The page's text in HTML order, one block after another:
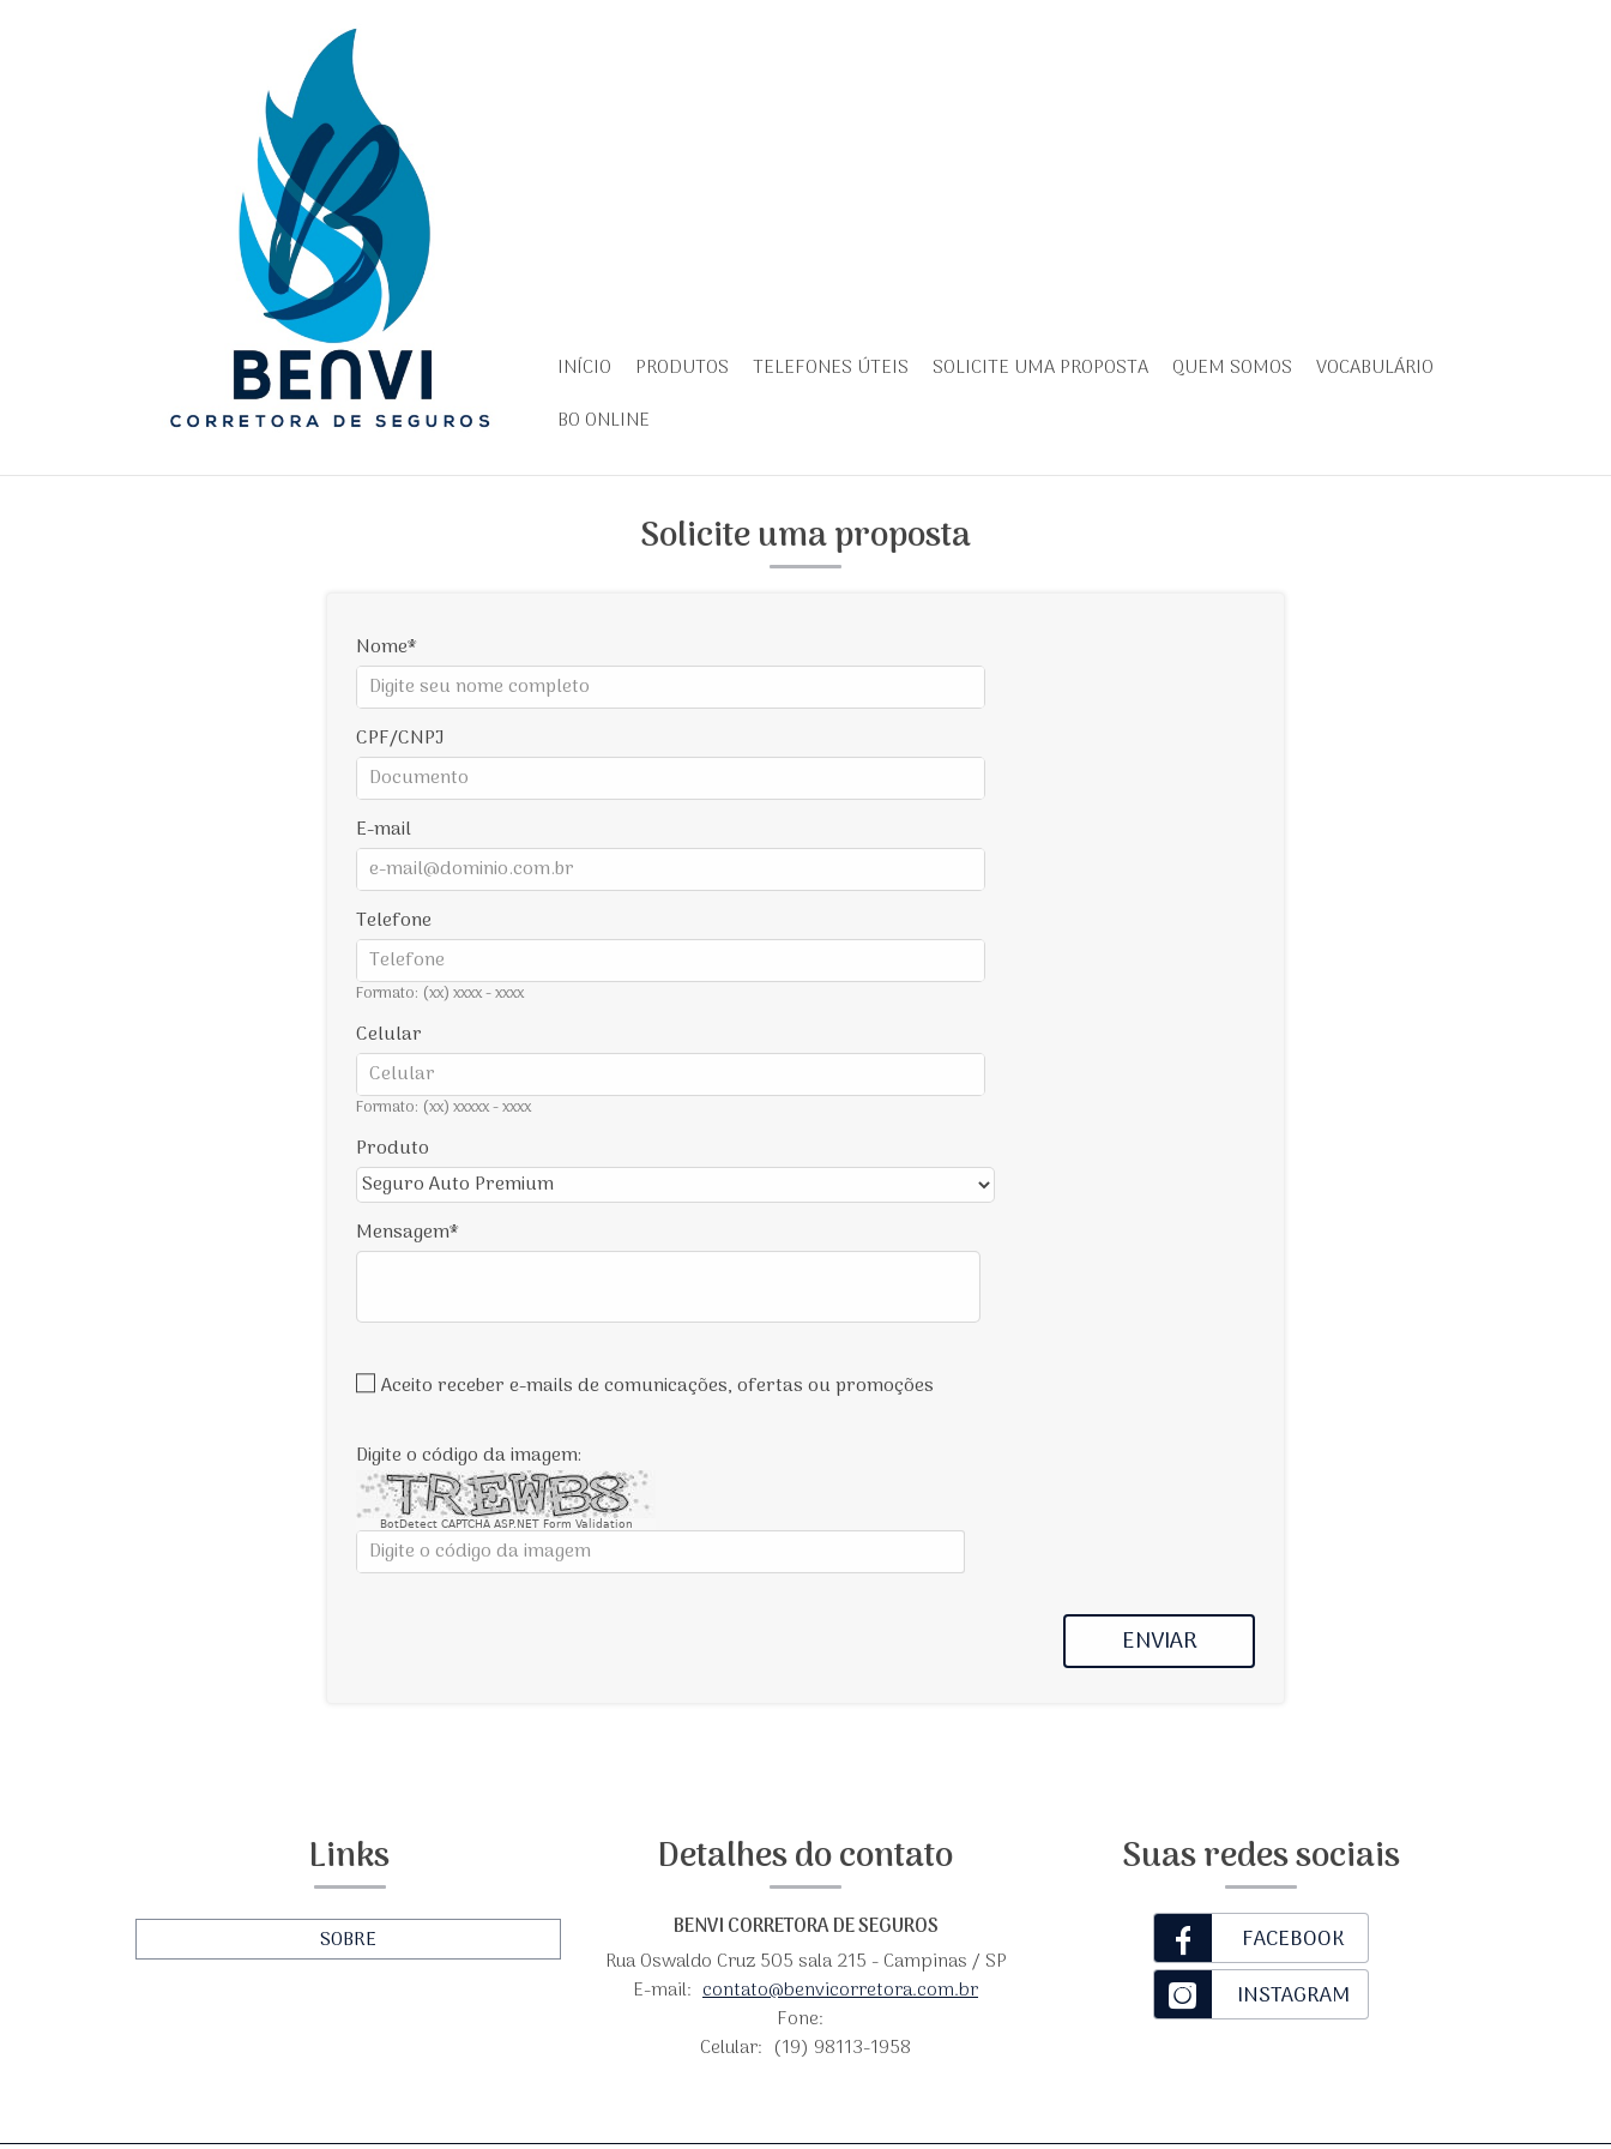
INÍCIO PRODUTOS TELEFONES ÚTEIS SOLICITE UMA PROPOSTA QUEM SOMOS
VOCABULÁRIO
BO ONLINE
Solicite uma proposta
Nome
CPF/CNPJ
E-mail
Telefone
Formato: (xx) xxxx - xxxx
Celular
Formato: (xx) xxxxx - xxxx
Produto
Mensagem
Aceito receber e-mails de comunicações, ofertas ou promoções
Digite o código da imagem:
BotDetect CAPTCHA ASP.NET Form Validation
ENVIAR
Links
SOBRE
Detalhes do contato
BENVI CORRETORA DE SEGUROS
Rua Oswaldo Cruz 505 sala 215 - Campinas / SP
E-mail: contato@benvicorretora.com.br
Fone:
Celular: (19) 98113-1958
Suas redes sociais
FACEBOOK
INSTAGRAM